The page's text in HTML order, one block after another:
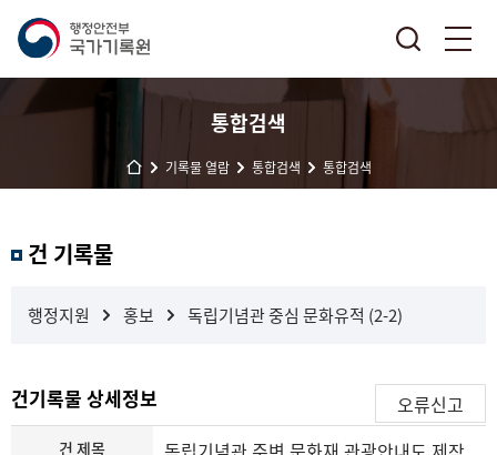
통합검색
기록물 열람 통합검색 통합검색
과 건 기록물
행정지원 홍보 독립기념관 중심 문화유적 (2-2)
건기록물 상세정보 오류신고
건 제목